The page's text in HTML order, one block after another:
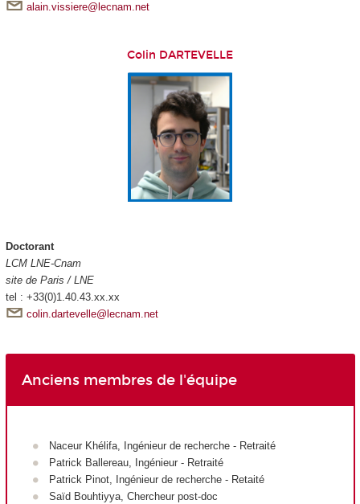
alain.vissiere@lecnam.net
Colin DARTEVELLE
Doctorant
LCM LNE-Cnam
site de Paris / LNE
tel : +33(0)1.40.43.xx.xx
colin.dartevelle@lecnam.net
Anciens membres de l'équipe
Naceur Khélifa, Ingénieur de recherche - Retraité
Patrick Ballereau, Ingénieur - Retraité
Patrick Pinot, Ingénieur de recherche - Retaité
Saïd Bouhtiyya, Chercheur post-doc